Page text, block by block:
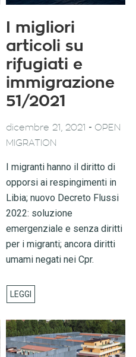
I migliori
articoli su
rifugiati e
immigrazione
51/2021
dicembre 21, 2021 - OPEN
MIGRATION
I migranti hanno il diritto di
opporsi ai respingimenti in
Libia; nuovo Decreto Flussi
2022: soluzione
emergenziale e senza diritti
per i migranti; ancora diritti
umami negati nei Cpr.